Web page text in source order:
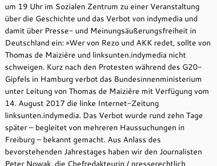
um 19 Uhr im Sozialen Zentrum zu einer Veranstaltung
über die Geschichte und das Verbot von indymedia und
damit über Presse- und Meinungsäußerungsfreiheit in
Deutschland ein: »Wer von Rezo und AKK redet, sollte von
Thomas de Maizière und linksunten.indymedia nicht
schweigen. Kurz nach den Protesten während des G20-
Gipfels in Hamburg verbot das Bundesinnenministerium
unter Leitung von Thomas de Maizière mit Verfügung vom
14. August 2017 die linke Internet-Zeitung
linksunten.indymedia. Das Verbot wurde rund zehn Tage
später – begleitet von mehreren Haussuchungen in
Freiburg – bekannt gemacht. Aus Anlass des
bevorstehenden Jahrestages haben wir den Journalisten
Peter Nowak, die Chefredakteurin / presserechtlich